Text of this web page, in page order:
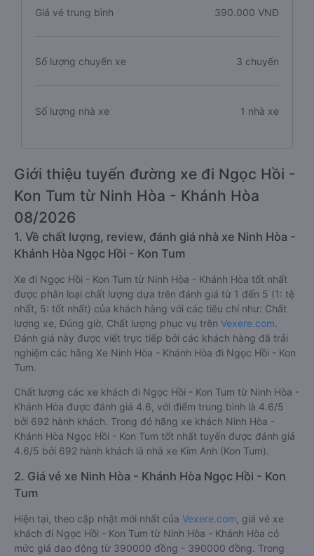
Giá vé trung bình 390.000 VNĐ
Số lượng chuyến xe 3 chuyến
Số lượng nhà xe 1 nhà xe
Giới thiệu tuyến đường xe đi Ngọc Hồi -
Kon Tum từ Ninh Hòa - Khánh Hòa
08/2026
1. Về chất lượng, review, đánh giá nhà xe Ninh Hòa -
Khánh Hòa Ngọc Hồi - Kon Tum
Xe đi Ngọc Hồi - Kon Tum từ Ninh Hòa - Khánh Hòa tốt nhất
được phân loại chất lượng dựa trên đánh giá từ 1 đến 5 (1: tệ
nhất, 5: tốt nhất) của khách hàng với các tiêu chí như: Chất
lượng xe, Đúng giờ, Chất lượng phục vụ trên Vexere.com.
Đánh giá này được viết trực tiếp bởi các khách hàng đã trải
nghiệm các hãng Xe Ninh Hòa - Khánh Hòa đi Ngọc Hồi - Kon
Tum.
Chất lượng các xe khách đi Ngọc Hồi - Kon Tum từ Ninh Hòa -
Khánh Hòa được đánh giá 4.6, với điểm trung bình là 4.6/5
bởi 692 hành khách. Trong đó hãng xe khách Ninh Hòa -
Khánh Hòa Ngọc Hồi - Kon Tum tốt nhất tuyến được đánh giá
4.6/5 bởi 692 hành khách là nhà xe Kim Anh (Kon Tum).
2. Giá vé xe Ninh Hòa - Khánh Hòa Ngọc Hồi - Kon
Tum
Hiện tại, theo cập nhật mới nhất của Vexere.com , giá vé xe
khách đi Ngọc Hồi - Kon Tum từ Ninh Hòa - Khánh Hòa có
mức giá dao động từ 390000 đồng - 390000 đồng. Trong